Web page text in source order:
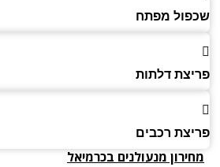
מפתח
דלתות
רכבים
מנעולנים בכרמיאל